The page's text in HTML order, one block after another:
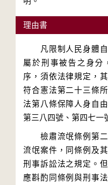
理由書
凡限制人民身體自
屬於刑事被告之身分
序，須依法律規定，
符合憲法第二十三條
法第八條保障人身自
檢肅流氓條例第二
流氓案件，同條例及
刑事訴訟法之規定。
應斟酌同條例與刑事